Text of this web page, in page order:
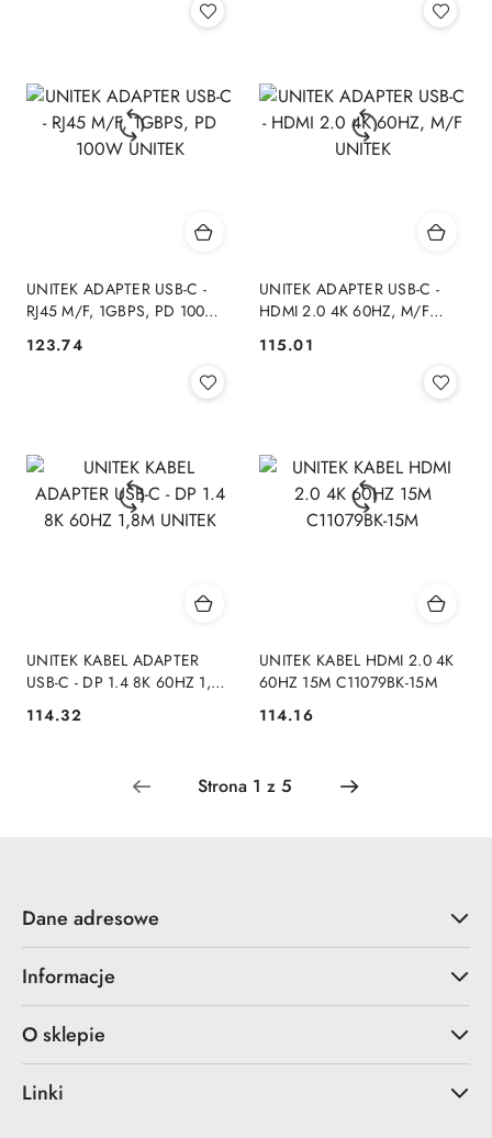
UNITEK ADAPTER USB-C -
RJ45 M/F, 1GBPS, PD 100W
Cena:
123.74
UNITEK ADAPTER USB-C -
HDMI 2.0 4K 60HZ, M/F
Cena:
115.01
UNITEK KABEL ADAPTER
USB-C - DP 1.4 8K 60HZ 1,8M
Cena:
114.32
UNITEK KABEL HDMI 2.0 4K
60HZ 15M C11079BK-15M
Cena:
114.16
Dane adresowe
Informacje
O sklepie
Linki